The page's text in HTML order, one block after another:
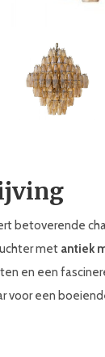
betoverende
met antiek
en een
voor een